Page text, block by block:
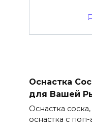
Оснастка
для Вашей
Оснастка
оснастка с